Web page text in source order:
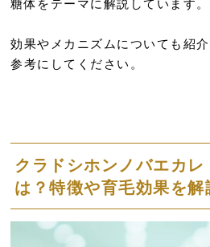
糖体をテーマに解説しています。
効果やメカニズムについても紹
参考にしてください。
クラドシホンノバエカレ
は？特徴や育毛効果を解